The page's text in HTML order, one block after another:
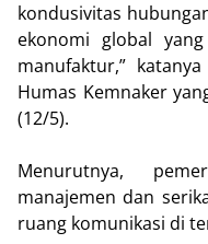
kondusivitas
ekonomi global
manufaktur,”
Humas Kemnaker
(12/5).
Menurutnya,
manajemen dan
ruang komunikasi di